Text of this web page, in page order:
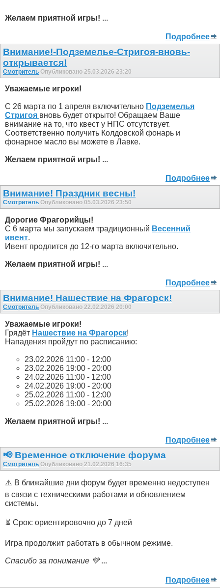
Желаем приятной игры! ...
Подробнее
Внимание!-Подземелье-Стригоя-вновь-
открывается!
Смотритель Опубликовано 25.03.2026 23:20
Уважаемые игроки!
С 26 марта по 1 апреля включительно Подземелья
Стригоя вновь будет открыто! Обращаем Ваше
внимание на то, что квест у НПС отсутствует.
Соответственно получить Колдовской фонарь и
фонарное масло вы можете в Лавке.
Желаем приятной игры! ...
Подробнее
Внимание! Праздник весны!
Смотритель Опубликовано 05.03.2026 23:50
Дорогие Фрагорийцы!
С 6 марта мы запускаем традиционный Весенний
ивент.
Ивент продлится до 12-го марта включительно.
Желаем приятной игры! ...
Подробнее
Внимание! Нашествие на Фрагорск!
Смотритель Опубликовано 22.02.2026 20:00
Уважаемые игроки!
Грядёт Нашествие на Фрагорск!
Нападения пройдут по расписанию:
23.02.2026 11:00 - 12:00
23.02.2026 19:00 - 20:00
24.02.2026 11:00 - 12:00
24.02.2026 19:00 - 20:00
25.02.2026 11:00 - 12:00
25.02.2026 19:00 - 20:00
Желаем приятной игры! ...
Подробнее
📢 Временное отключение форума
Смотритель Опубликовано 21.02.2026 16:35
⚠️ В ближайшие дни форум будет временно недоступен
в связи с техническими работами и обновлением
системы.
⏳ Срок: ориентировочно до 7 дней
Игра продолжит работать в обычном режиме.
Спасибо за понимание 💜...
Подробнее